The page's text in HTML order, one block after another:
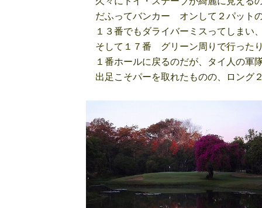
だふってバンカー オンして２パット
１３番でもダライバーミスってしまい
そして１７番 グリーン周りで行った
１番ホールに戻るのだが、タイ人の軍
出足こそパーを取れたものの、ロング